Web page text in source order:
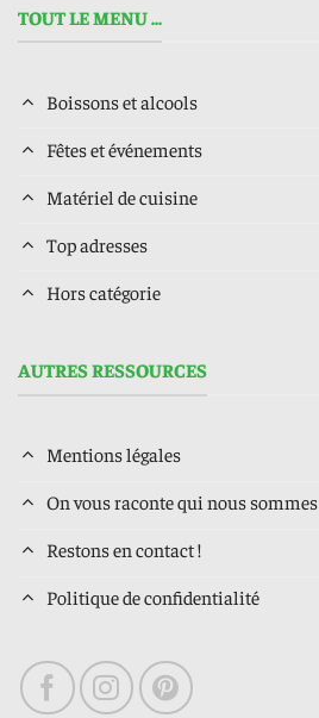
TOUT LE MENU ...
Boissons et alcools
Fêtes et événements
Matériel de cuisine
Top adresses
Hors catégorie
AUTRES RESSOURCES
Mentions légales
On vous raconte qui nous sommes
Restons en contact !
Politique de confidentialité